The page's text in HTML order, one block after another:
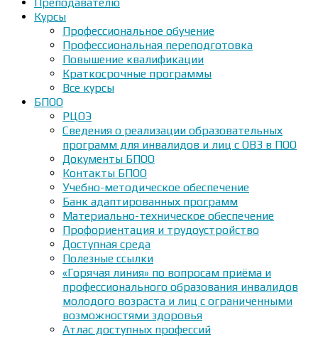
Курсы
Профессиональное обучение
Профессиональная переподготовка
Повышение квалификации
Краткосрочные программы
Все курсы
БПОО
РЦОЭ
Сведения о реализации образовательных
программ для инвалидов и лиц с ОВЗ в ПОО
Документы БПОО
Контакты БПОО
Учебно-методическое обеспечение
Банк адаптированных программ
Материально-техническое обеспечение
Профориентация и трудоустройство
Доступная среда
Полезные ссылки
«Горячая линия» по вопросам приёма и
профессионального образования инвалидов
молодого возраста и лиц с ограниченными
возможностями здоровья
Атлас доступных профессий